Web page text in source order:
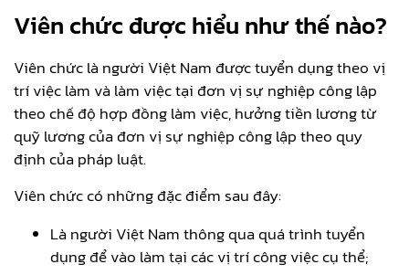
Viên chức được hiểu như thế nào?
Viên chức là người Việt Nam được tuyển dụng theo vị
trí việc làm và làm việc tại đơn vị sự nghiệp công lập
theo chế độ hợp đồng làm việc, hưởng tiền lương từ
quỹ lương của đơn vị sự nghiệp công lập theo quy
định của pháp luật.
Viên chức có những đặc điểm sau đây:
Là người Việt Nam thông qua quá trình tuyển
dụng để vào làm tại các vị trí công việc cụ thể;